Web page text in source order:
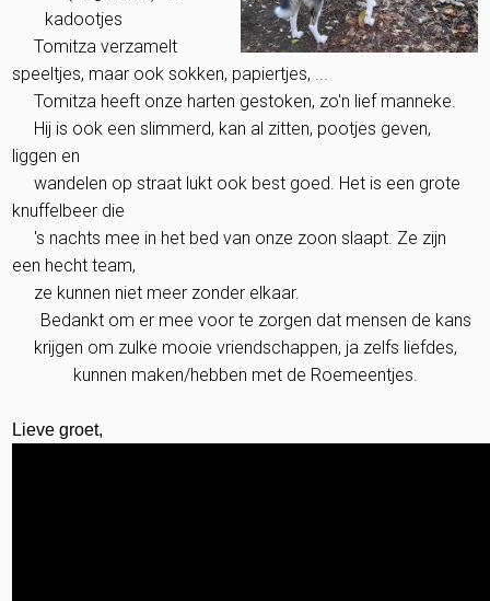
kadootjes
Tomitza verzamelt
speeltjes, maar ook sokken, papiertjes, ...
Tomitza heeft onze harten gestoken, zo'n lief manneke.
Hij is ook een slimmerd, kan al zitten, pootjes geven,
liggen en
wandelen op straat lukt ook best goed. Het is een grote
knuffelbeer die
's nachts mee in het bed van onze zoon slaapt. Ze zijn
een hecht team,
ze kunnen niet meer zonder elkaar.
Bedankt om er mee voor te zorgen dat mensen de kans
krijgen om zulke mooie vriendschappen, ja zelfs liefdes,
kunnen maken/hebben met de Roemeentjes.
Lieve groet,